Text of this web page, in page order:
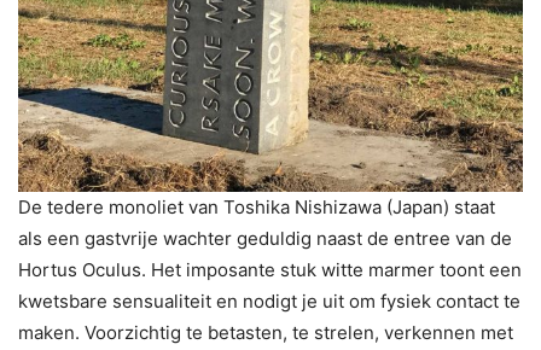
De tedere monoliet van Toshika Nishizawa (Japan) staat
als een gastvrije wachter geduldig naast de entree van de
Hortus Oculus. Het imposante stuk witte marmer toont een
kwetsbare sensualiteit en nodigt je uit om fysiek contact te
maken. Voorzichtig te betasten, te strelen, verkennen met